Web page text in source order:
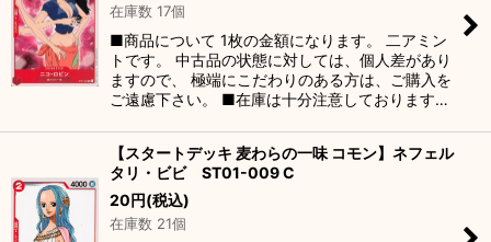
在庫数 17個
■商品について 1枚の金額になります。 二アミン
トです。 中古品の状態に対しては、個人差があり
ますので、 極端にこだわりのある方は、ご購入を
ご遠慮下さい。 ■在庫は十分注意しております…
【スタートデッキ 麦わらの一味 コモン】ネフェル
タリ・ビビ ST01-009 C
20円(税込)
在庫数 21個